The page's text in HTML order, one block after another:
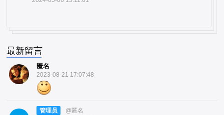
最新留言
匿名
2023-08-21 17:07:48
管理员
@匿名